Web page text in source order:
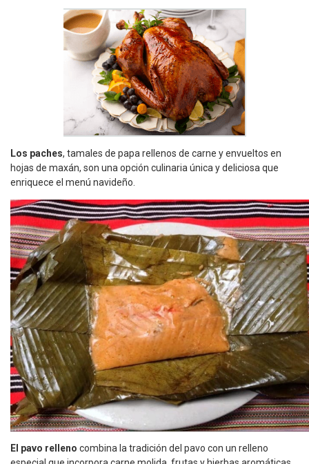
Los paches, tamales de papa rellenos de carne y envueltos en
hojas de maxán, son una opción culinaria única y deliciosa que
enriquece el menú navideño.
El pavo relleno combina la tradición del pavo con un relleno